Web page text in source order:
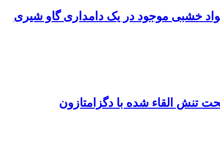
خشبی موجود در یک دامداری گاو شیری
تنش القاء شده با دگزامتازون